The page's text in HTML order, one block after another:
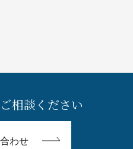
相談ください
わせ